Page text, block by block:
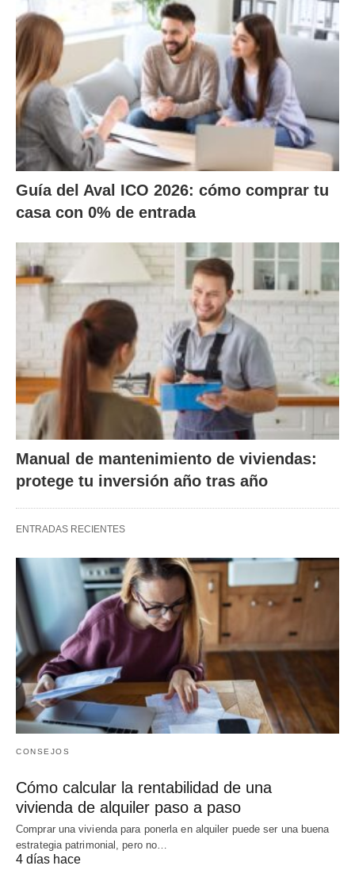
Guía del Aval ICO 2026: cómo comprar tu
casa con 0% de entrada
Manual de mantenimiento de viviendas:
protege tu inversión año tras año
ENTRADAS RECIENTES
CONSEJOS
Cómo calcular la rentabilidad de una
vivienda de alquiler paso a paso
Comprar una vivienda para ponerla en alquiler puede ser una buena
estrategia patrimonial, pero no…
4 días hace